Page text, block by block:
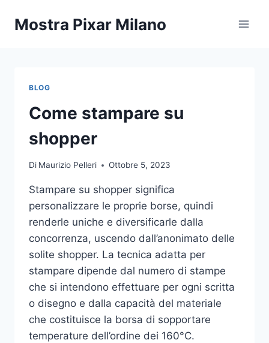
Mostra Pixar Milano
BLOG
Come stampare su
shopper
Di Maurizio Pelleri Ottobre 5, 2023
Stampare su shopper significa
personalizzare le proprie borse, quindi
renderle uniche e diversificarle dalla
concorrenza, uscendo dall’anonimato delle
solite shopper. La tecnica adatta per
stampare dipende dal numero di stampe
che si intendono effettuare per ogni scritta
o disegno e dalla capacità del materiale
che costituisce la borsa di sopportare
temperature dell’ordine dei 160°C.